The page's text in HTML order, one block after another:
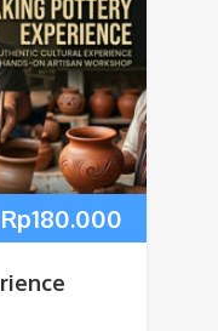
Rp180.000